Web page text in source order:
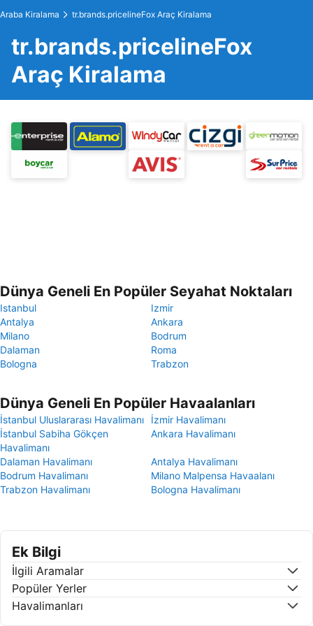
Araba Kiralama tr.brands.pricelineFox Araç Kiralama
tr.brands.pricelineFox
Araç Kiralama
Dünya Geneli En Popüler Seyahat Noktaları
Istanbul
Izmir
Antalya
Ankara
Milano
Bodrum
Dalaman
Roma
Bologna
Trabzon
Dünya Geneli En Popüler Havaalanları
İstanbul Uluslararası Havalimanı
İzmir Havalimanı
İstanbul Sabiha Gökçen
Havalimanı
Ankara Havalimanı
Dalaman Havalimanı
Antalya Havalimanı
Bodrum Havalimanı
Milano Malpensa Havaalanı
Trabzon Havalimanı
Bologna Havalimanı
Ek Bilgi
İlgili Aramalar
Popüler Yerler
Havalimanları